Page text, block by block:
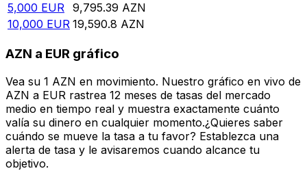
5,000 EUR 9,795.39 AZN
10,000 EUR 19,590.8 AZN
AZN a EUR gráfico
Vea su 1 AZN en movimiento. Nuestro gráfico en vivo de
AZN a EUR rastrea 12 meses de tasas del mercado
medio en tiempo real y muestra exactamente cuánto
valía su dinero en cualquier momento.¿Quieres saber
cuándo se mueve la tasa a tu favor? Establezca una
alerta de tasa y le avisaremos cuando alcance tu
objetivo.